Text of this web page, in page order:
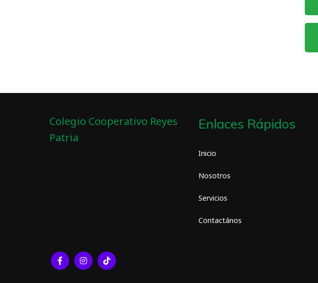
Colegio Cooperativo Reyes
Patria
Enlaces Rápidos
Inicio
Nosotros
Servicios
Contactános